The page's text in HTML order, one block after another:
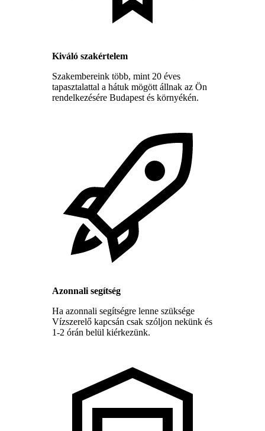
Kiváló szakértelem
Szakembereink több, mint 20 éves
tapasztalattal a hátuk mögött állnak az Ön
rendelkezésére Budapest és környékén.
Azonnali segítség
Ha azonnali segítségre lenne szüksége
Vízszerelő kapcsán csak szóljon nekünk és
1-2 órán belül kiérkezünk.